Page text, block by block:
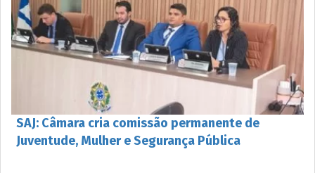
SAJ: Câmara cria comissão permanente de
Juventude, Mulher e Segurança Pública